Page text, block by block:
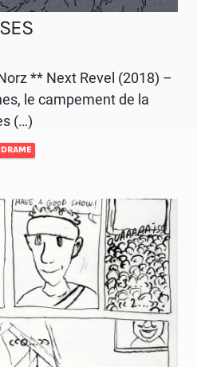
** Next Revel (2018) –
le campement de la
(…)